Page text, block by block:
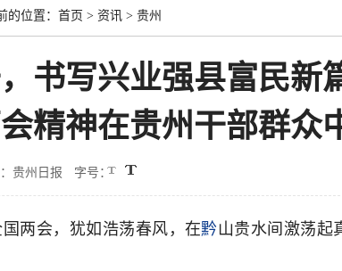
的位置： 首页 > 资讯 > 贵州
书写兴业强县富民新
精神在贵州干部群众
贵州日报 字号：
国两会，犹如浩荡春风，在黔 山贵水间激荡起